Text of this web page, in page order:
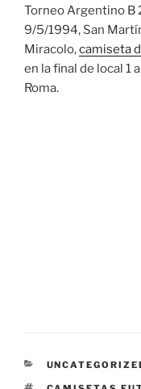
Torneo Argentino B
9/5/1994, San
Miracolo,camiseta
en la final de local 1
Roma.
CATEGORÍAS